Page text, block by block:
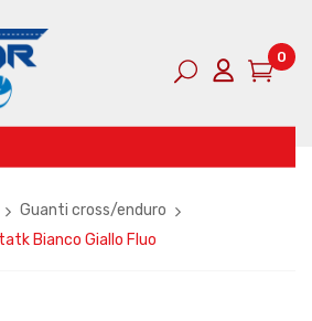
0
Guanti cross/enduro
Bianco Giallo Fluo